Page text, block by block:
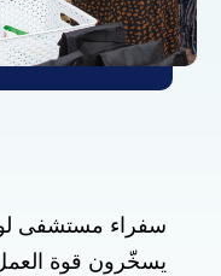
سفراء مستشفى
يسخّرون قوة